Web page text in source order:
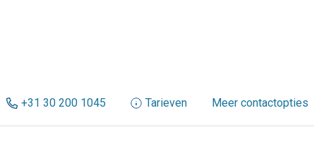
+31 30 200 1045 Tarieven Meer contactopties